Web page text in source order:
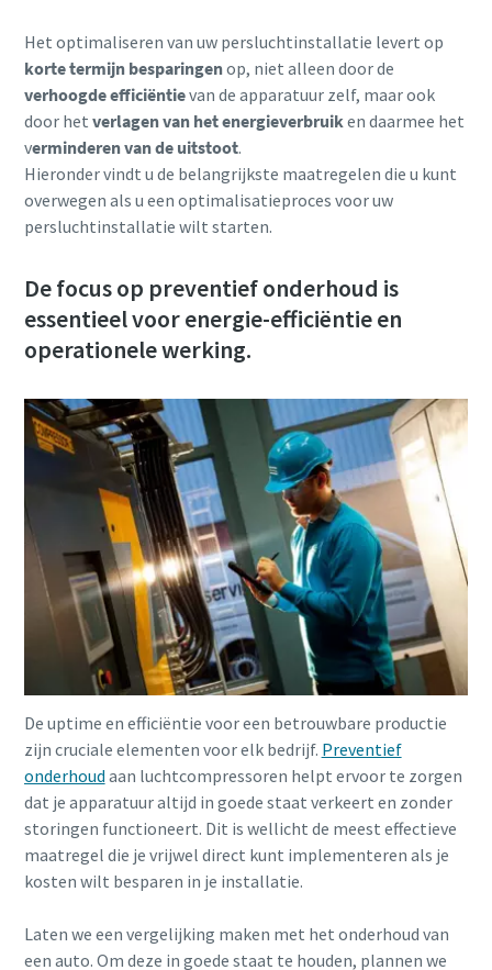
transportproces
Ontdek hoe u een efficiënter pneumatisch
transportproces kunt creëren.
Ontdek het zelf
Het optimaliseren van uw persluchtinstallatie levert op
korte termijn besparingenop, niet alleen door de
verhoogde efficiëntievan de apparatuur zelf, maar ook
door het verlagen van het energieverbruik en daarmee het
verminderen van de uitstoot.
Hieronder vindt u de belangrijkste maatregelen die u kunt
overwegen als u een optimalisatieproces voor uw
persluchtinstallatie wilt starten.
De focus op preventief onderhoud is
essentieel voor energie-efficiëntie en
operationele werking.
De uptime en efficiëntie voor een betrouwbare productie
zijn cruciale elementen voor elk bedrijf. Preventief
onderhoud aan luchtcompressoren helpt ervoor te zorgen
dat je apparatuur altijd in goede staat verkeert en zonder
storingen functioneert. Dit is wellicht de meest effectieve
maatregel die je vrijwel direct kunt implementeren als je
kosten wilt besparen in je installatie.
Laten we een vergelijking maken met het onderhoud van
een auto. Om deze in goede staat te houden, plannen we